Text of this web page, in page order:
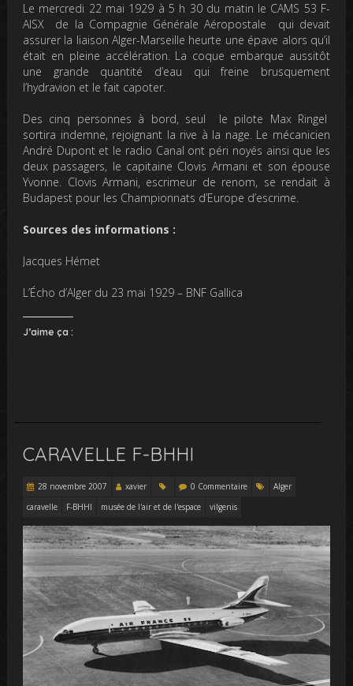
Le mercredi 22 mai 1929 à 5 h 30 du matin le CAMS 53 F-
AISX de la Compagnie Générale Aéropostale qui devait
assurer la liaison Alger-Marseille heurte une épave alors qu’il
était en pleine accélération. La coque embarque aussitôt
une grande quantité d’eau qui freine brusquement
l’hydravion et le fait capoter.
Des cinq personnes à bord, seul le pilote Max Ringel
sortira indemne, rejoignant la rive à la nage. Le mécanicien
André Dupont et le radio Canal ont péri noyés ainsi que les
deux passagers, le capitaine Clovis Armani et son épouse
Yvonne. Clovis Armani, escrimeur de renom, se rendait à
Budapest pour les Championnats d’Europe d’escrime.
Sources des informations :
Jacques Hémet
L’Écho d’Alger du 23 mai 1929 – BNF Gallica
J’aime ça :
CARAVELLE F-BHHI
28 novembre 2007 xavier 0 Commentaire
Alger
caravelle
F-BHHI musée de l'air et de l'espace vilgenis